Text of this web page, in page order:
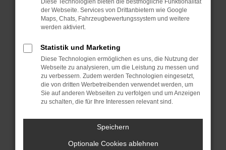
Starte dein Gerät neu.
Das kann manchmal helfen, vorübergehende
Probleme zu beheben.
Betriebssystem auf dem neuesten Stand
sind.
Veraltete Software birgt nicht nur ein
Sicherheitsrisiko, sondern kann auch dazu
führen, dass bestimmte Funktionen nicht mehr
unterstützt werden.
Wende dich an den Webseitenbetreiber.
Wenn du alle oben genannten Schritte versucht
hast, kontaktiere uns bitte. Wir werden
Diese Technologien bieten die bestmögliche Funktionalität
der Webseite. Services von Drittanbietern wie Google
Maps, Chats, Fahrzeugbewertungssystem und weitere
werden aktiviert.
Statistik und Marketing
Diese Technologien ermöglichen es uns, die Nutzung der
Webseite zu analysieren, um die Leistung zu messen und
zu verbessern. Zudem werden Technologien eingesetzt,
die von dritten Werbetreibenden verwendet werden, um
Sie auf anderen Webseiten zu verfolgen und um Anzeigen
zu schalten, die für Ihre Interessen relevant sind.
Speichern
Optionale Cookies ablehnen